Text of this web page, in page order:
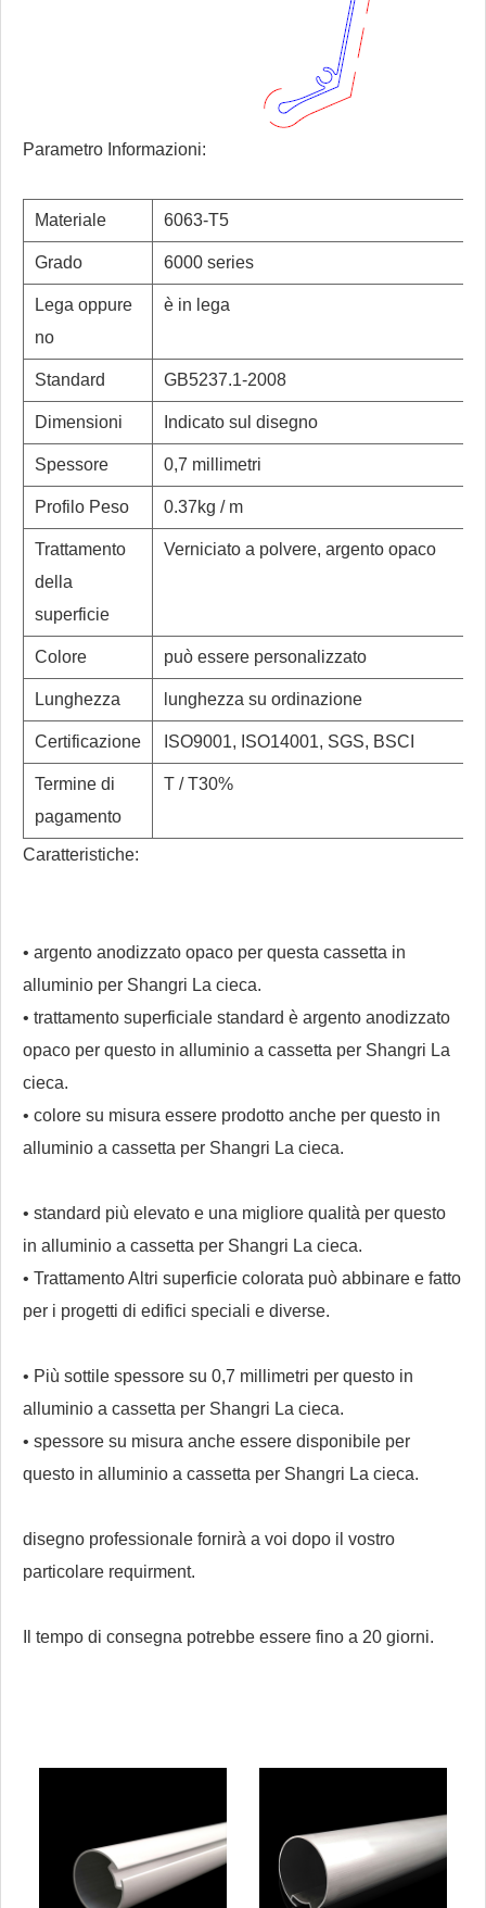
Parametro Informazioni:
Materiale 6063-T5
Grado 6000 series
Lega oppure
no
è in lega
Standard GB5237.1-2008
Dimensioni Indicato sul disegno
Spessore 0,7 millimetri
Profilo Peso 0.37kg / m
Trattamento
della
superficie
Verniciato a polvere, argento opaco
Colore può essere personalizzato
Lunghezza lunghezza su ordinazione
Certificazione ISO9001, ISO14001, SGS, BSCI
Termine di
pagamento
T / T30%
Caratteristiche:
• argento anodizzato opaco per questa cassetta in
alluminio per Shangri La cieca.
• trattamento superficiale standard è argento anodizzato
opaco per questo in alluminio a cassetta per Shangri La
cieca.
• colore su misura essere prodotto anche per questo in
alluminio a cassetta per Shangri La cieca.
• standard più elevato e una migliore qualità per questo
in alluminio a cassetta per Shangri La cieca.
• Trattamento Altri superficie colorata può abbinare e fatto
per i progetti di edifici speciali e diverse.
• Più sottile spessore su 0,7 millimetri per questo in
alluminio a cassetta per Shangri La cieca.
• spessore su misura anche essere disponibile per
questo in alluminio a cassetta per Shangri La cieca.
disegno professionale fornirà a voi dopo il vostro
particolare requirment.
Il tempo di consegna potrebbe essere fino a 20 giorni.